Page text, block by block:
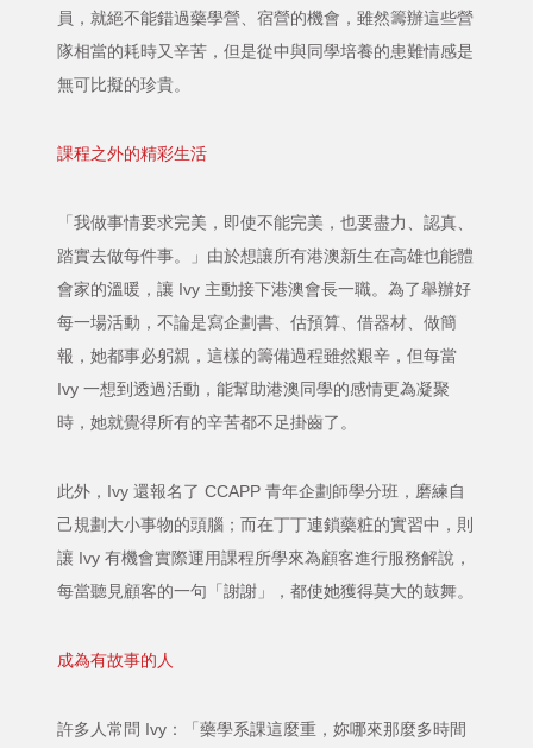
員，就絕不能錯過藥學營、宿營的機會，雖然籌辦這些營
隊相當的耗時又辛苦，但是從中與同學培養的患難情感是
無可比擬的珍貴。
課程之外的精彩生活
「我做事情要求完美，即使不能完美，也要盡力、認真、
踏實去做每件事。」由於想讓所有港澳新生在高雄也能體
會家的溫暖，讓 Ivy 主動接下港澳會長一職。為了舉辦好
每一場活動，不論是寫企劃書、估預算、借器材、做簡
報，她都事必躬親，這樣的籌備過程雖然艱辛，但每當
Ivy 一想到透過活動，能幫助港澳同學的感情更為凝聚
時，她就覺得所有的辛苦都不足掛齒了。
此外，Ivy 還報名了 CCAPP 青年企劃師學分班，磨練自
己規劃大小事物的頭腦；而在丁丁連鎖藥粧的實習中，則
讓 Ivy 有機會實際運用課程所學來為顧客進行服務解說，
每當聽見顧客的一句「謝謝」，都使她獲得莫大的鼓舞。
成為有故事的人
許多人常問 Ivy：「藥學系課這麼重，妳哪來那麼多時間